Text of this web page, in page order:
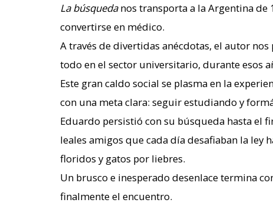
La búsquedanos transporta a la Argentina de
convertirse en médico.
A través de divertidas anécdotas, el autor
todo en el sector universitario, durante esos
Este gran caldo social se plasma en la
con una meta clara: seguir estudiando y
Eduardo persistió con su búsqueda hasta el
leales amigos que cada día desafiaban la ley
floridos y gatos por liebres.
Un brusco e inesperado desenlace termina
finalmente el encuentro.